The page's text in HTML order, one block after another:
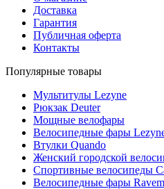
Доставка
Гарантия
Публичная оферта
Контакты
Популярные товары
Мультитулы Lezyne
Рюкзак Deuter
Мощные велофары
Велосипедные фары
Втулки Quando
Женский городской
Спортивные велосипеды
Велосипедные фары